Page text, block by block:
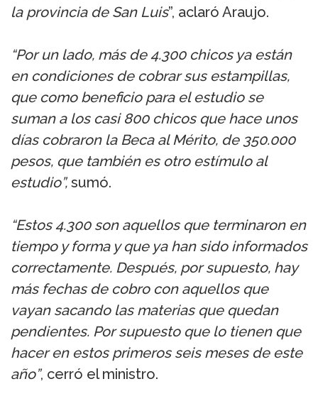
la provincia de San Luis”, aclaró Araujo.
“Por un lado, más de 4.300 chicos ya están
en condiciones de cobrar sus estampillas,
que como beneficio para el estudio se
suman a los casi 800 chicos que hace unos
días cobraron la Beca al Mérito, de 350.000
pesos, que también es otro estímulo al
estudio”,sumó.
“Estos 4.300 son aquellos que terminaron en
tiempo y forma y que ya han sido informados
correctamente. Después, por supuesto, hay
más fechas de cobro con aquellos que
vayan sacando las materias que quedan
pendientes. Por supuesto que lo tienen que
hacer en estos primeros seis meses de este
año”, cerró el ministro.